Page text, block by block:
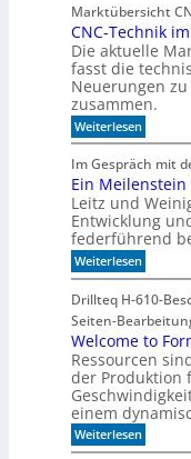
l
b
a
u
e
n
e
n
a
u
b
e
r
i
n
e
g
r
i
e
r
h
r
P
r
ä
z
i
s
i
o
n
a
u
f
w
e
n
i
g
r
R
a
u
m
Marktübersicht
CNC-Technik
Die aktuelle
fasst die
Neuerungen
zusammen.
Weiterlesen:
C
N
C
-
T
e
c
h
n
i
k
m
W
a
n
d
e
l
Im Gespräch mit
Ein
Leitz und
Entwicklung
federführend
Weiterlesen:
E
i
n
M
e
i
l
e
n
s
t
e
Drillteq H-610-
Seiten-
Welcome to
Ressourcen
der Produktion
einem
Weiterlesen:
W